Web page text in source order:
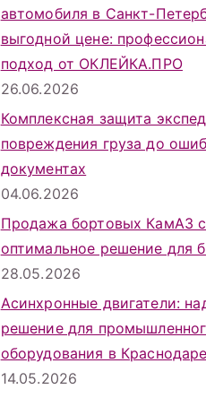
автомобиля в Санкт-
выгодной цене:
подход от ОКЛЕЙКА.ПРО
26.06.2026
Комплексная защита
повреждения груза до
документах
04.06.2026
Продажа бортовых КамАЗ
оптимальное решение для
28.05.2026
Асинхронные двигатели:
решение для
оборудования в Краснодаре
14.05.2026